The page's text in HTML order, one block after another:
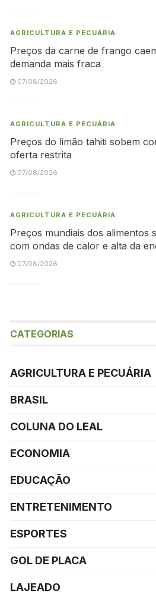
AGRICULTURA E PECUÁRIA
Preços da carne de frango
demanda mais fraca
07/08/2026
AGRICULTURA E PECUÁRIA
Preços do limão tahiti sobem
oferta restrita
07/08/2026
AGRICULTURA E PECUÁRIA
Preços mundiais dos alimentos
com ondas de calor e alta da
07/08/2026
CATEGORIAS
AGRICULTURA E PECUÁRIA
BRASIL
COLUNA DO LEAL
ECONOMIA
EDUCAÇÃO
ENTRETENIMENTO
ESPORTES
GOL DE PLACA
LAJEADO